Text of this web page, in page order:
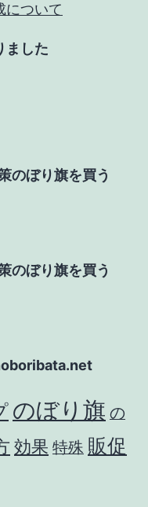
について
ました
のぼり旗を買う
のぼり旗を買う
のぼり旗 の
効果 特殊 販促